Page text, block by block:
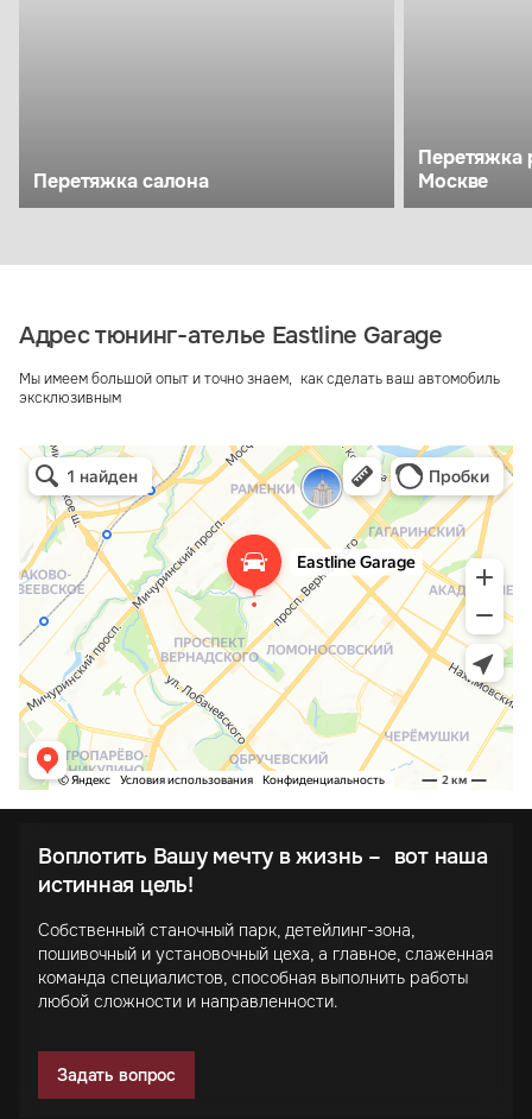
Перетяжка салона
Перетяжка
Москве
Адрес тюнинг-ателье Eastline Garage
Мы имеем большой опыт и точно знаем, как сделать ваш автомобиль
эксклюзивным
Воплотить Вашу мечту в жизнь – вот наша
истинная цель!
Собственный станочный парк, детейлинг-зона,
пошивочный и установочный цеха, а главное, слаженная
команда специалистов, способная выполнить работы
любой сложности и направленности.
Задать вопрос